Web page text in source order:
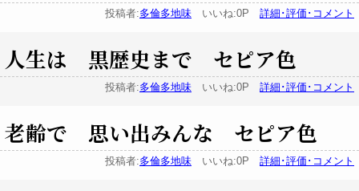
投稿者:多倫多地味 いいね:0P 詳細･評価･コメント
人生は 黒歴史まで セピア色
投稿者:多倫多地味 いいね:0P 詳細･評価･コメント
老齢で 思い出みんな セピア色
投稿者:多倫多地味 いいね:0P 詳細･評価･コメント